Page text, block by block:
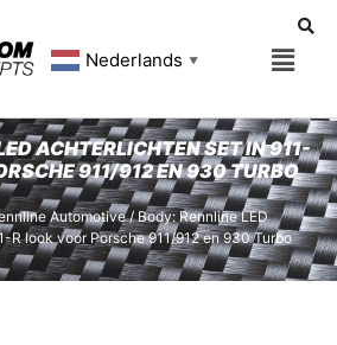
Nederlands ▼
ACHTERLICHTEN SET IN 911-
911/912 EN 930 TURBO
Automotive/ Body: Rennline LED
R look voor Porsche 911/912 en 930 Turbo